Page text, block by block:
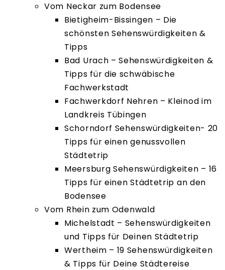
Vom Neckar zum Bodensee
Bietigheim-Bissingen – Die
schönsten Sehenswürdigkeiten &
Tipps
Bad Urach – Sehenswürdigkeiten &
Tipps für die schwäbische
Fachwerkstadt
Fachwerkdorf Nehren – Kleinod im
Landkreis Tübingen
Schorndorf Sehenswürdigkeiten- 20
Tipps für einen genussvollen
Städtetrip
Meersburg Sehenswürdigkeiten – 16
Tipps für einen Städtetrip an den
Bodensee
Vom Rhein zum Odenwald
Michelstadt – Sehenswürdigkeiten
und Tipps für Deinen Städtetrip
Wertheim – 19 Sehenswürdigkeiten
& Tipps für Deine Städtereise